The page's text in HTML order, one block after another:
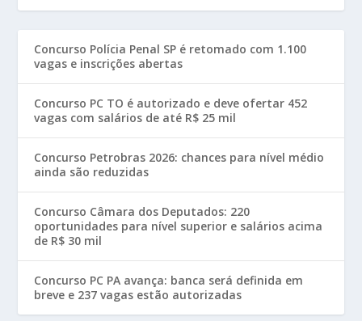
Concurso Polícia Penal SP é retomado com 1.100
vagas e inscrições abertas
Concurso PC TO é autorizado e deve ofertar 452
vagas com salários de até R$ 25 mil
Concurso Petrobras 2026: chances para nível médio
ainda são reduzidas
Concurso Câmara dos Deputados: 220
oportunidades para nível superior e salários acima
de R$ 30 mil
Concurso PC PA avança: banca será definida em
breve e 237 vagas estão autorizadas